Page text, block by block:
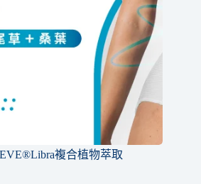
複合植物萃取